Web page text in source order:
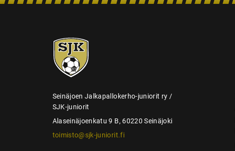
SJK-
juniorit
Seinäjoen Jalkapallokerho-juniorit ry /
SJK-juniorit
Alaseinäjoenkatu 9 B, 60220 Seinäjoki
toimisto@sjk-juniorit.fi